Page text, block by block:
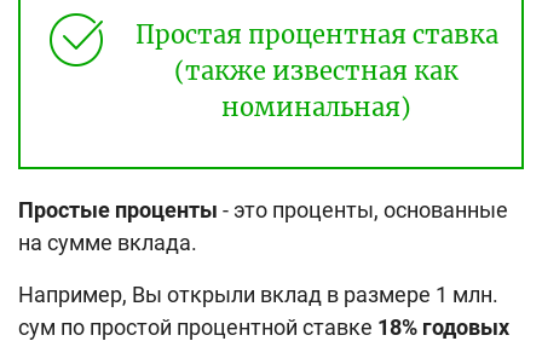
Простая процентная ставка
(также известная как
номинальная)
Простые проценты - это проценты, основанные
на сумме вклада.
Например, Вы открыли вклад в размере 1 млн.
сум по простой процентной ставке 18% годовых